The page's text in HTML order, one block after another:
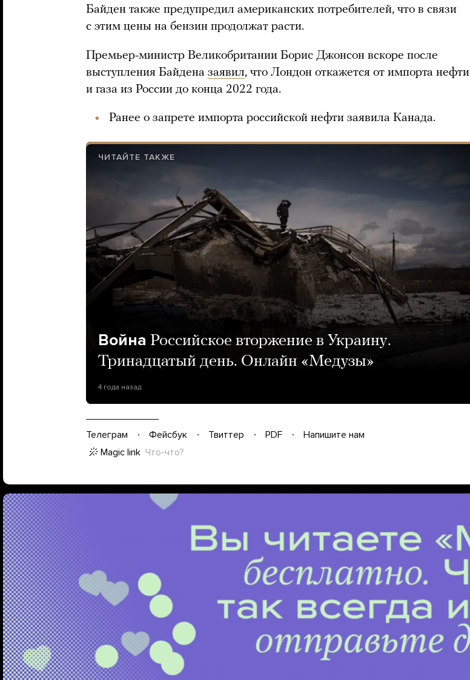
Байден также предупредил американских потребителей, что в связи
с этим цены на бензин продолжат расти.
Премьер-министр Великобритании Борис Джонсон вскоре после
выступления Байдена заявил, что Лондон откажется от импорта нефти
и газа из России до конца 2022 года.
Ранее о запрете импорта российской нефти заявила Канада.
ЧИТАЙТЕ ТАКЖЕ
Война Российское вторжение в Украину.
Тринадцатый день. Онлайн «Медузы»
4 года назад
Телеграм Фейсбук Твиттер PDF
Напишите нам
Magic link Что-что?